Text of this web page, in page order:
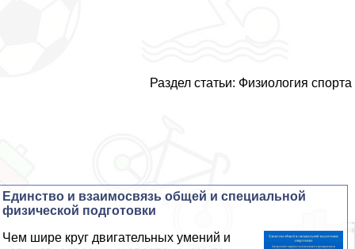
Раздел статьи: Физиология спорта
Единство и взаимосвязь общей и специальной
физической подготовки
Чем шире круг двигательных умений и